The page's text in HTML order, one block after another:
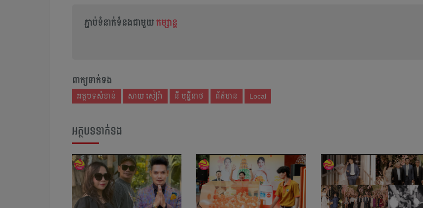
ភ្ជាប់ទំនាក់ទំនងជាមួយ កម្សាន្ត
ពាក្យទាក់ទង
អត្ថបទសំខាន់ សាយ សៀរ៉ា នី មុន្នីនាថ ព័ត៌មាន Local
អត្ថបទទាក់ទង